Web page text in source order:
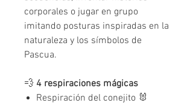
corporales o jugar en grupo
imitando posturas inspiradas en la
naturaleza y los símbolos de
Pascua.
💨 4 respiraciones mágicas
Respiración del conejito 🐰